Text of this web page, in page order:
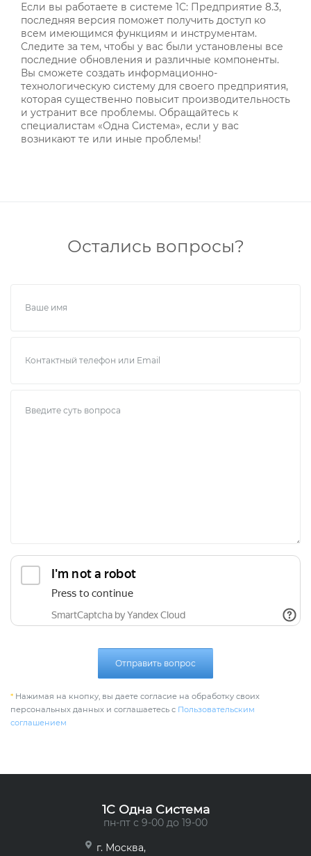
Если вы работаете в системе 1С: Предприятие 8.3,
последняя версия поможет получить доступ ко
всем имеющимся функциям и инструментам.
Следите за тем, чтобы у вас были установлены все
последние обновления и различные компоненты.
Вы сможете создать информационно-
технологическую систему для своего предприятия,
которая существенно повысит производительность
и устранит все проблемы. Обращайтесь к
специалистам «Одна Система», если у вас
возникают те или иные проблемы!
Остались вопросы?
Отправить вопрос
* Нажимая на кнопку, вы даете согласие на обработку своих
персональных данных и соглашаетесь с Пользовательским
соглашением
1C Одна Система
пн-пт с 9-00 до 19-00
г. Москва,